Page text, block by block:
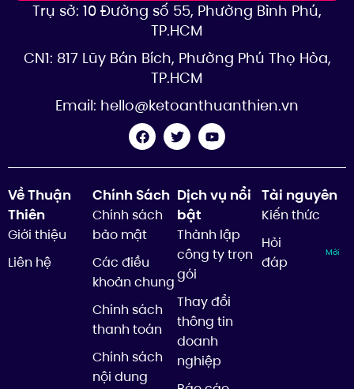
Trụ sở: 10 Đường số 55, Phường Bình Phú,
TP.HCM
CN1: 817 Lũy Bán Bích, Phường Phú Thọ Hòa,
TP.HCM
Email: hello@ketoanthuanthien.vn
Về Thuận
Thiên
Giới thiệu
Liên hệ
Chính Sách
Chính sách
bảo mật
Các điều
khoản chung
Chính sách
thanh toán
Chính sách
nội dung
Dịch vụ nổi
bật
Thành lập
công ty trọn
gói
Thay đổi
thông tin
doanh
nghiệp
Tài nguyên
Kiến thức
Hỏi
đáp
Mới